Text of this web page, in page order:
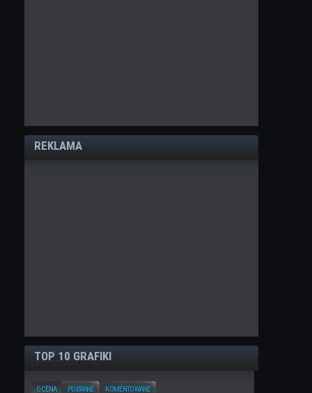
REKLAMA
TOP 10 GRAFIKI
OCENA POBRANE KOMENTOWANE